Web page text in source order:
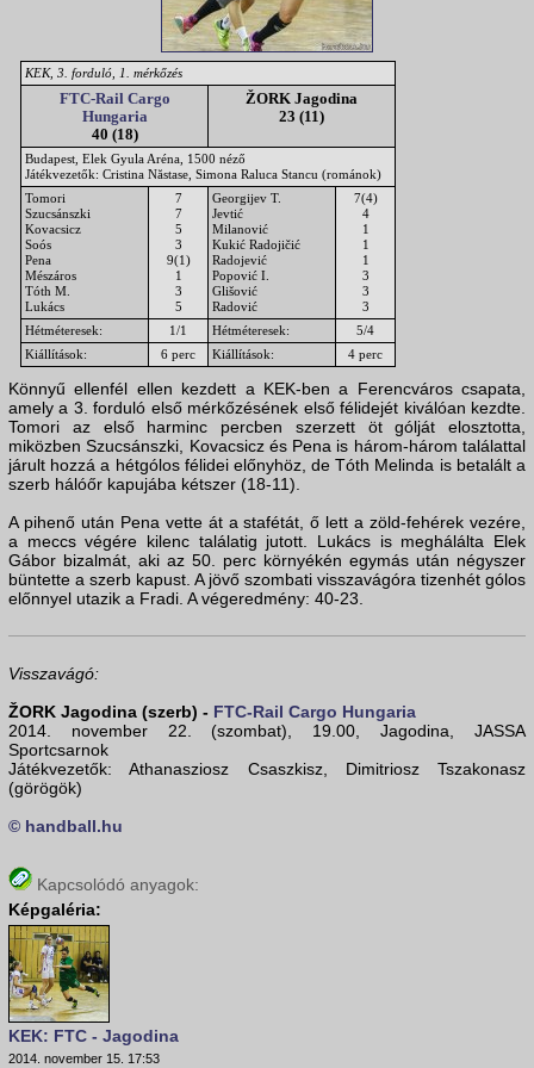
KEK, 3. forduló, 1. mérkőzés
FTC-Rail Cargo
Hungaria
40 (18)
ŽORK Jagodina
23 (11)
Budapest, Elek Gyula Aréna, 1500 néző
Játékvezetők: Cristina Năstase, Simona Raluca Stancu (románok)
Tomori
Szucsánszki
Kovacsicz
Soós
Pena
Mészáros
Tóth M.
Lukács
7
7
5
3
9(1)
1
3
5
Georgijev T.
Jevtić
Milanović
Kukić Radojičić
Radojević
Popović I.
Glišović
Radović
7(4)
4
1
1
1
3
3
3
Hétméteresek:
1/1 Hétméteresek:
5/4
Kiállítások:
6 perc Kiállítások: 4 perc
Könnyű ellenfél ellen kezdett a KEK-ben a Ferencváros csapata,
amely a 3. forduló első mérkőzésének első félidejét kiválóan kezdte.
Tomori az első harminc percben szerzett öt gólját elosztotta,
miközben Szucsánszki, Kovacsicz és Pena is három-három találattal
járult hozzá a hétgólos félidei előnyhöz, de Tóth Melinda is betalált a
szerb hálóőr kapujába kétszer (18-11).
A pihenő után Pena vette át a stafétát, ő lett a zöld-fehérek vezére,
a meccs végére kilenc találatig jutott. Lukács is meghálálta Elek
Gábor bizalmát, aki az 50. perc környékén egymás után négyszer
büntette a szerb kapust. A jövő szombati visszavágóra tizenhét gólos
előnnyel utazik a Fradi. A végeredmény: 40-23.
Visszavágó:
ŽORK Jagodina (szerb) - FTC-Rail Cargo Hungaria
2014. november 22. (szombat), 19.00, Jagodina, JASSA
Sportcsarnok
Játékvezetők: Athanasziosz Csaszkisz, Dimitriosz Tszakonasz
(görögök)
© handball.hu
Kapcsolódó anyagok:
Képgaléria:
KEK: FTC - Jagodina
2014. november 15. 17:53